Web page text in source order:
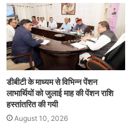
डीबीटी के माध्यम से विभिन्न पेंशन
लाभार्थियों को जुलाई माह की पेंशन राशि
हस्तांतरित की गयी
August 10, 2026